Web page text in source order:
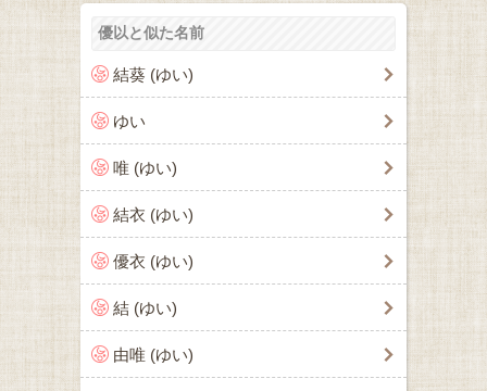
優以と似た名前
結葵 (ゆい)
ゆい
唯 (ゆい)
結衣 (ゆい)
優衣 (ゆい)
結 (ゆい)
由唯 (ゆい)